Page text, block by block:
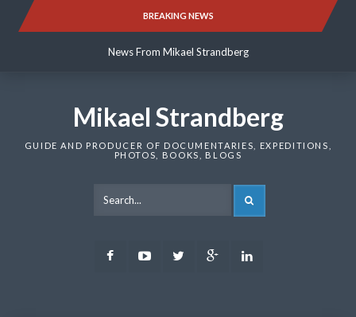
BREAKING NEWS
News From Mikael Strandberg
News From Mikael Strandberg
Mikael Strandberg
GUIDE AND PRODUCER OF DOCUMENTARIES, EXPEDITIONS,
PHOTOS, BOOKS, BLOGS
FacebookYoutubeTwitter Google